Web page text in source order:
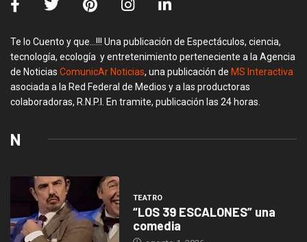
Te lo Cuento y que…!!! Una publicación de Espectáculos, ciencia,
tecnología, ecología y entretenimiento perteneciente a la Agencia
de Noticias ComunicAr Noticias, una publicación de MS Interactiva
asociada a la Red Federal de Medios y a las productoras
colaboradoras, R.N.P.I. En tramite, publicación las 24 horas.
N
TEATRO
“LOS 39 ESCALONES” una
comedia